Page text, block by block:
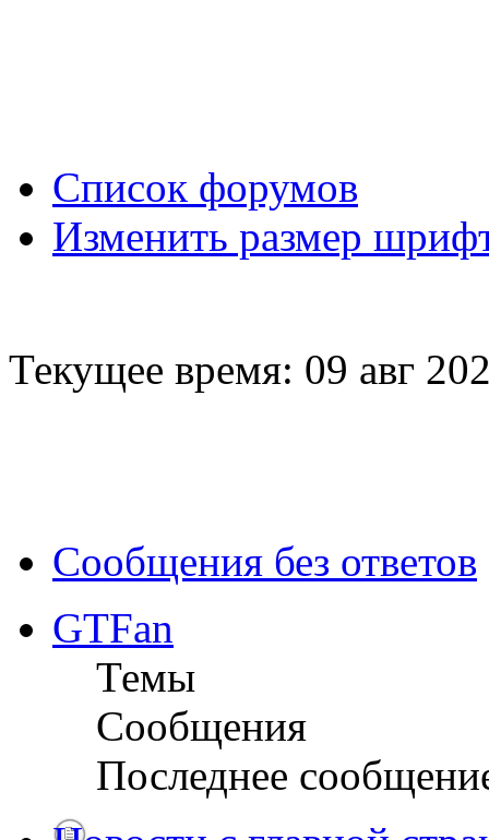
Список форумов
Изменить размер
Текущее время: 09 авг
Сообщения без ответов
GTFan
Темы
Сообщения
Последнее